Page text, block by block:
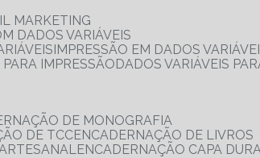
MARKETING
DADOS VARIÁVEIS
IMPRESSÃO EM DADOS
PARA IMPRESSÃO
DADOS VARIÁVEIS
DE MONOGRAFIA
DE TCC
ENCADERNAÇÃO DE LIVROS
ENCADERNAÇÃO CAPA